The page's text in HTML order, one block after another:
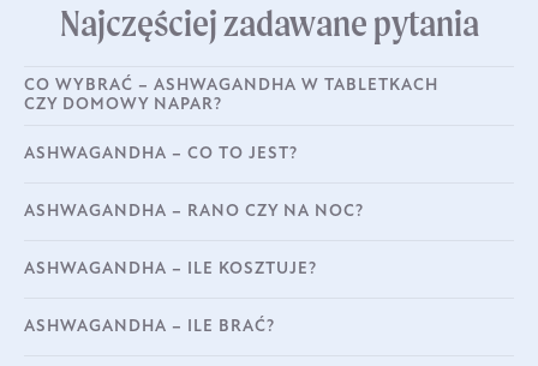
Najczęściej zadawane pytania
CO WYBRAĆ – ASHWAGANDHA W TABLETKACH
CZY DOMOWY NAPAR?
ASHWAGANDHA – CO TO JEST?
ASHWAGANDHA – RANO CZY NA NOC?
ASHWAGANDHA – ILE KOSZTUJE?
ASHWAGANDHA – ILE BRAĆ?